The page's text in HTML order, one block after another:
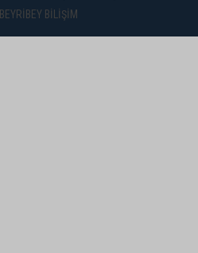
BEYRİBEY BİLİŞİM